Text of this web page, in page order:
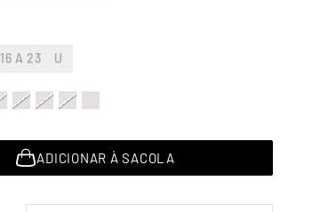
16 A 23 U
ADICIONAR À SACOLA